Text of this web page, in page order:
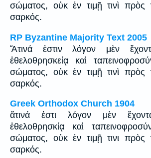
σώματος, οὐκ ἐν τιμῇ τινὶ πρὸς
σαρκός.
RP Byzantine Majority Text 2005
Ἅτινά ἐστιν λόγον μὲν
ἐθελοθρησκείᾳ καὶ
σώματος, οὐκ ἐν τιμῇ τινὶ πρὸς
σαρκός.
Greek Orthodox Church 1904
ἅτινά ἐστι λόγον μὲν
ἐθελοθρησκίᾳ καὶ
σώματος, οὐκ ἐν τιμῇ τινι πρὸς
σαρκός.